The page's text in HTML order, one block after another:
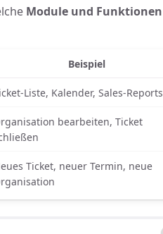
Module und Funktionen
Beispiel
Liste, Kalender, Sales-Reports
bearbeiten, Ticket
Ticket, neuer Termin, neue